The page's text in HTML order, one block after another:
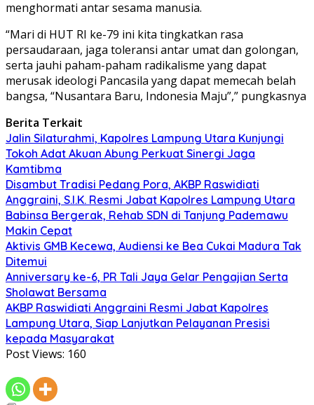
menghormati antar sesama manusia.
“Mari di HUT RI ke-79 ini kita tingkatkan rasa
persaudaraan, jaga toleransi antar umat dan golongan,
serta jauhi paham-paham radikalisme yang dapat
merusak ideologi Pancasila yang dapat memecah belah
bangsa, “Nusantara Baru, Indonesia Maju”,” pungkasnya
Berita Terkait
Jalin Silaturahmi, Kapolres Lampung Utara Kunjungi
Tokoh Adat Akuan Abung Perkuat Sinergi Jaga
Kamtibma
Disambut Tradisi Pedang Pora, AKBP Raswidiati
Anggraini, S.I.K. Resmi Jabat Kapolres Lampung Utara
Babinsa Bergerak, Rehab SDN di Tanjung Pademawu
Makin Cepat
Aktivis GMB Kecewa, Audiensi ke Bea Cukai Madura Tak
Ditemui
Anniversary ke-6, PR Tali Jaya Gelar Pengajian Serta
Sholawat Bersama
AKBP Raswidiati Anggraini Resmi Jabat Kapolres
Lampung Utara, Siap Lanjutkan Pelayanan Presisi
kepada Masyarakat
Post Views: 160